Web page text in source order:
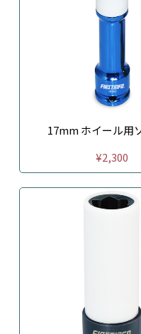
17mm ホイール用
¥2,300